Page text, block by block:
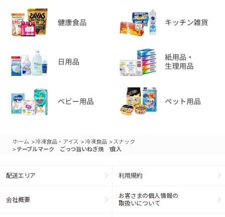
ホーム >冷凍食品・アイス > 冷凍食品 > スナック
> テーブルマーク ごっつ旨いねぎ焼 1食入
配送エリア 利用規約
会社概要
お客さまの個人情報の
取扱いについて